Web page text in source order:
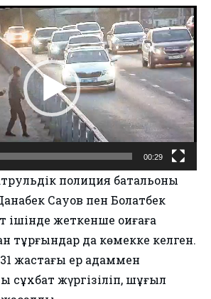
00:29
полиция батальоны
Сақуов пен Болатбек
жеткенше оқиғаға
тұрғындар да көмекке келген.
31 жастағы ер адаммен
сұхбат жүргізіліп, шұғыл